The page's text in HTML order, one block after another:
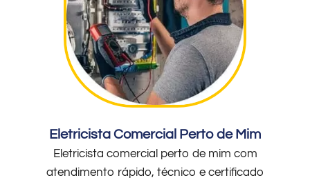
Eletricista Comercial Perto de Mim
Eletricista comercial perto de mim com
atendimento rápido, técnico e certificado